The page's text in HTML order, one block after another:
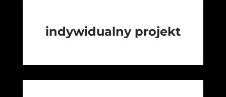
indywidualny projekt